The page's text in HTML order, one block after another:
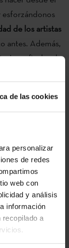
de las cookies
personalizar
de redes
web con
y análisis
información
recopilado a
de los artistas
antes. Además,
a finales de
.
de teléfono
del servicio de